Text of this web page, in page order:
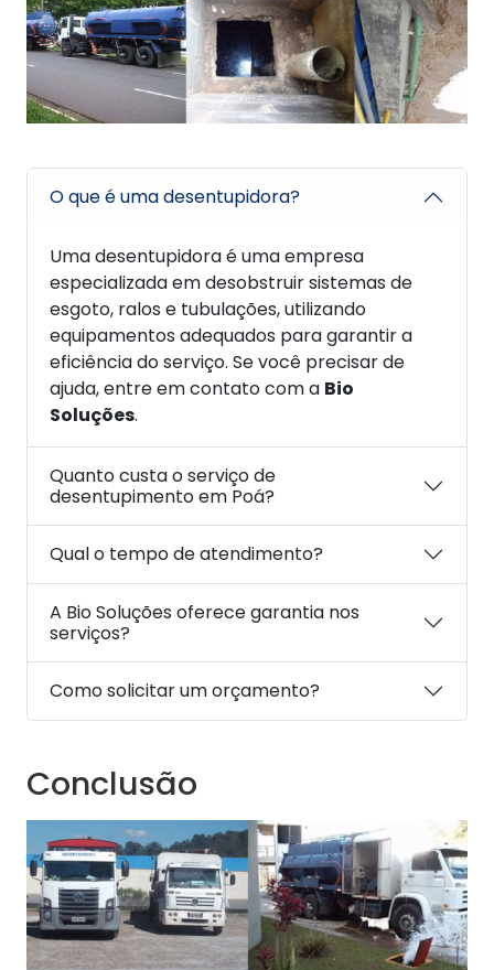
O que é uma desentupidora?
Uma desentupidora é uma empresa
especializada em desobstruir sistemas de
esgoto, ralos e tubulações, utilizando
equipamentos adequados para garantir a
eficiência do serviço. Se você precisar de
ajuda, entre em contato com a Bio
Soluções.
Quanto custa o serviço de
desentupimento em Poá?
Qual o tempo de atendimento?
A Bio Soluções oferece garantia nos
serviços?
Como solicitar um orçamento?
Conclusão